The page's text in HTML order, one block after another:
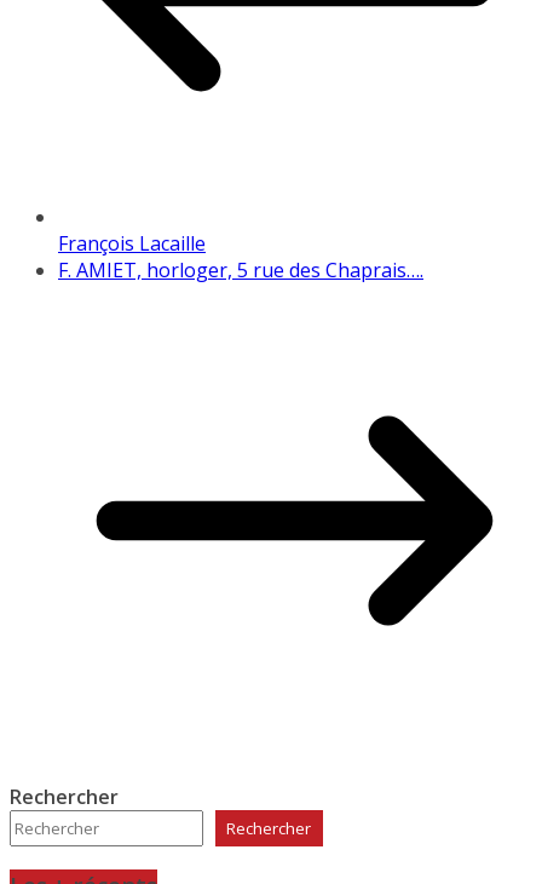
François Lacaille
F. AMIET, horloger, 5 rue des Chaprais….
Rechercher
Rechercher